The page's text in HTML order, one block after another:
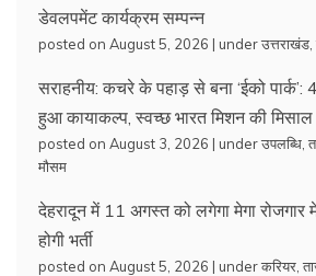
डेवलपमेंट कार्यक्रम सम्पन्न
posted on August 5, 2026 | underउत्तराखंड
सराहनीय: कचरे के पहाड़ से बना ‘ईको
हुआ कायाकल्प, स्वच्छ भारत मिशन की मिसाल
posted on August 3, 2026 | underउपलब्धि
मौसम
देहरादून में 11 अगस्त को लगेगा मेगा रोजगार
होगी भर्ती
posted on August 5, 2026 | underकरियर